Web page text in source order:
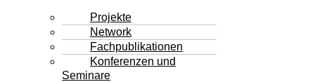
Projekte
Network
Fachpublikationen
Konferenzen und
Seminare